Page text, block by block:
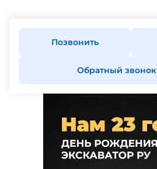
Позвонить
Обратный звонок